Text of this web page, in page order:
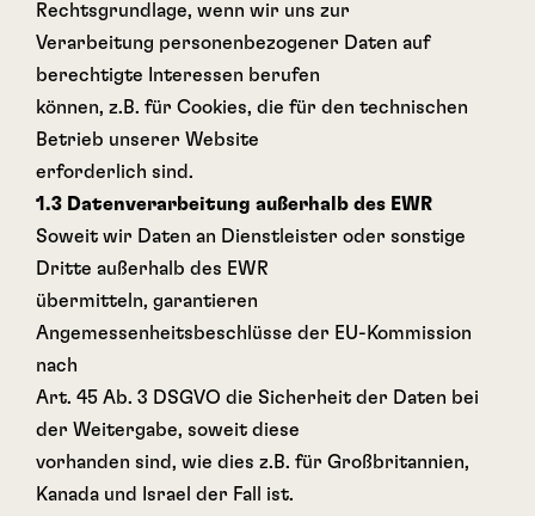
Rechtsgrundlage, wenn wir uns zur
Verarbeitung personenbezogener Daten auf
berechtigte Interessen berufen
können, z.B. für Cookies, die für den technischen
Betrieb unserer Website
erforderlich sind.
1.3 Datenverarbeitung außerhalb des EWR
Soweit wir Daten an Dienstleister oder sonstige
Dritte außerhalb des EWR
übermitteln, garantieren
Angemessenheitsbeschlüsse der EU-Kommission
nach
Art. 45 Ab. 3 DSGVO die Sicherheit der Daten bei
der Weitergabe, soweit diese
vorhanden sind, wie dies z.B. für Großbritannien,
Kanada und Israel der Fall ist.